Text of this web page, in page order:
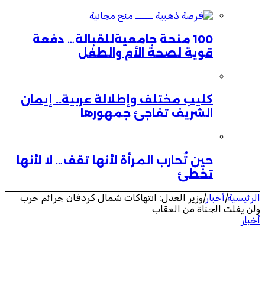
100 منحة جامعيةللقبالة… دفعة
قوية لصحة الأم والطفل
كليب مختلف وإطلالة عربية.. إيمان
الشريف تفاجئ جمهورها
حين تُحارب المرأة لأنها تقف… لا لأنها
تخطئ
الرئيسية|أخبار|وزير العدل: انتهاكات شمال كردفان جرائم حرب
ولن يفلت الجناة من العقاب
أخبار